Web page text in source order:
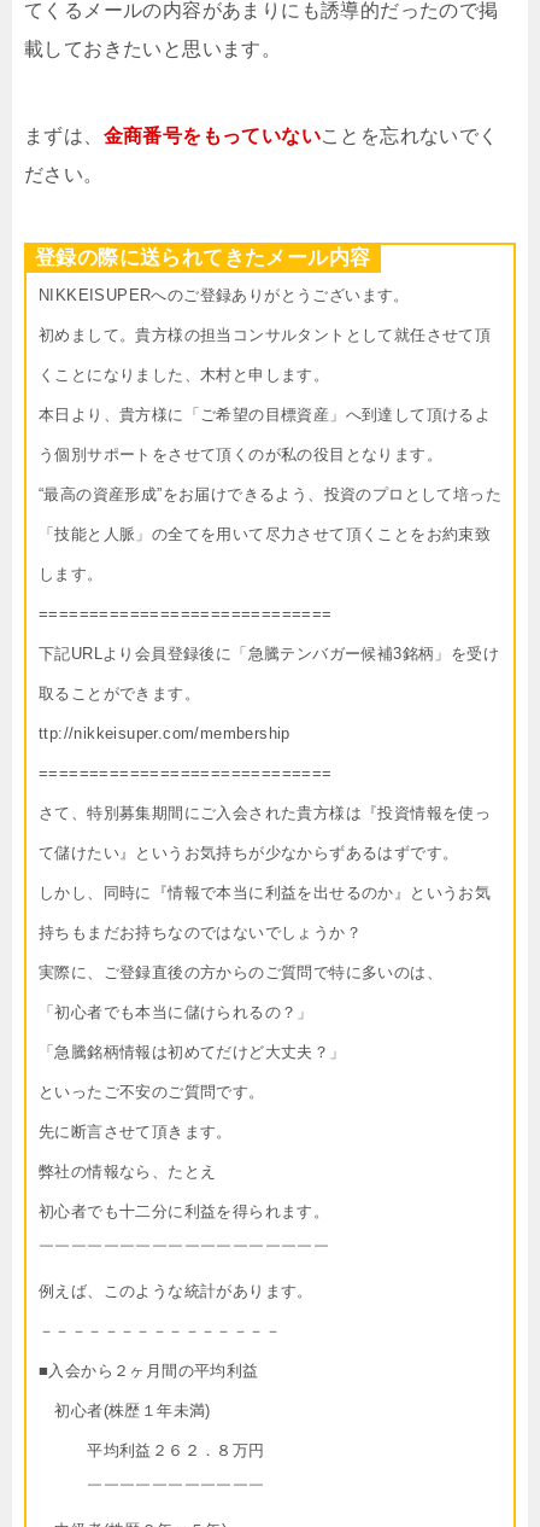
てくるメールの内容があまりにも誘導的だったので掲
載しておきたいと思います。
まずは、 金商番号をもっていないことを忘れないでく
ださい。
登録の際に送られてきたメール内容
NIKKEISUPERへのご登録ありがとうございます。
初めまして。貴方様の担当コンサルタントとして就任させて頂
くことになりました、木村と申します。
本日より、貴方様に「ご希望の目標資産」へ到達して頂けるよ
う個別サポートをさせて頂くのが私の役目となります。
“最高の資産形成”をお届けできるよう、投資のプロとして培った
「技能と人脈」の全てを用いて尽力させて頂くことをお約束致
します。
=============================
下記URLより会員登録後に「急騰テンバガー候補3銘柄」を受け
取ることができます。
ttp://nikkeisuper.com/membership
=============================
さて、特別募集期間にご入会された貴方様は『投資情報を使っ
て儲けたい』というお気持ちが少なからずあるはずです。
しかし、同時に『情報で本当に利益を出せるのか』というお気
持ちもまだお持ちなのではないでしょうか？
実際に、ご登録直後の方からのご質問で特に多いのは、
「初心者でも本当に儲けられるの？」
「急騰銘柄情報は初めてだけど大丈夫？」
といったご不安のご質問です。
先に断言させて頂きます。
弊社の情報なら、たとえ
初心者でも十二分に利益を得られます。
￣￣￣￣￣￣￣￣￣￣￣￣￣￣￣￣￣￣
例えば、このような統計があります。
－－－－－－－－－－－－－－－
■入会から２ヶ月間の平均利益
初心者(株歴１年未満)
平均利益２６２．８万円
￣￣￣￣￣￣￣￣￣￣￣